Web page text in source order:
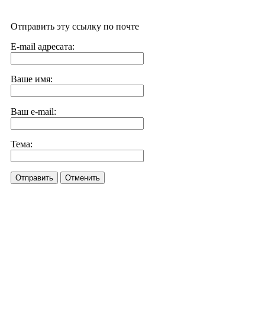
Отправить эту ссылку по почте
E-mail адресата:
Ваше имя:
Ваш e-mail:
Тема:
Отправить Отменить